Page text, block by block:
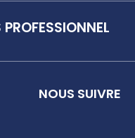
NOUS SUIVRE